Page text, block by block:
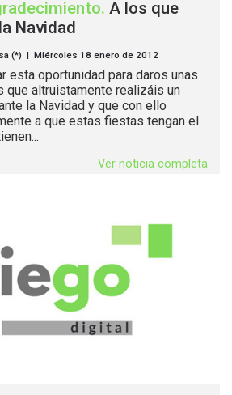
. A los que
Navidad
(*) | Miércoles 18 enero de 2012
esta oportunidad para daros unas
que altruistamente realizáis un
la Navidad y que con ello
a que estas fiestas tengan el
Ver noticia completa